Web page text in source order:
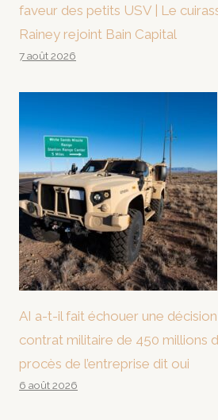
faveur des petits USV | Le
Rainey rejoint Bain Capital
7 août 2026
AI a-t-il fait échouer une
contrat militaire de 450 millions
procès de l’entreprise dit oui
6 août 2026